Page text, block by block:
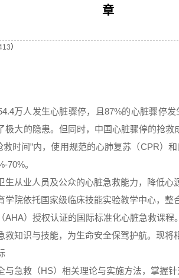
章
）
万人发生心脏骤停，且87%的心脏骤停
极大的隐患。但同时，中国心脏骤停的抢救
救时间”内，使用规范的心肺复苏（CPR）
70%。
生从业人员及公众的心脏急救能力，降低心
学院依托国家级临床技能实验教学中心，整
AHA）授权认证的国际标准化心脏急救课程
救知识与技能，为生命安全保驾护航。现将
与急救（HS）相关理论与实施方法，掌握